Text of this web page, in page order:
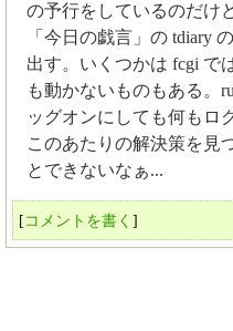
の予行をしているのだけ
「今日の戯言」の tdiary
出す。いくつかは fcgi で
も動かないものもある。
ッグオンにしても何もロ
このあたりの解決策を見
とできないなぁ...
[コメントを書く ]